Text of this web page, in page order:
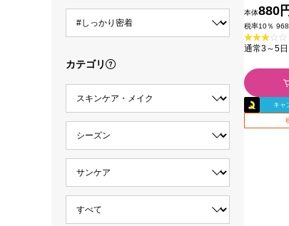
カテゴリ
コスメポ
本体880
税率10％ 968
通常3～5
キャ